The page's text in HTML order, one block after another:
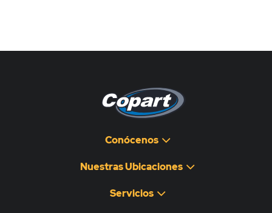
Conócenos
Nuestras Ubicaciones
Servicios